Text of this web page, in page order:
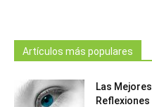
Artículos más populares
Las